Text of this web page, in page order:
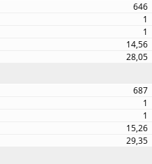
646
1
1
14,56
28,05
687
1
1
15,26
29,35